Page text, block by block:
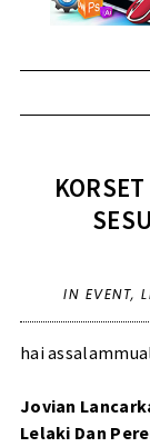
IN EVENT,
hai
Jovian
Lelaki Dan